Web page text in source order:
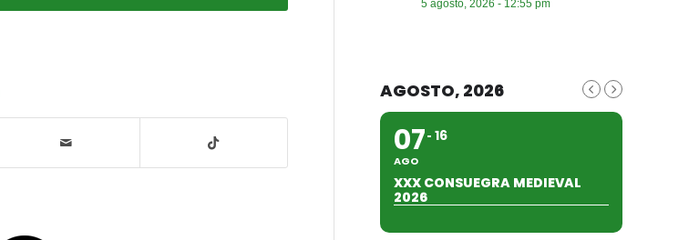
5 agosto, 2026 - 12:55 pm
AGOSTO, 2026
07
AGO
16
XXX CONSUEGRA MEDIEVAL
2026